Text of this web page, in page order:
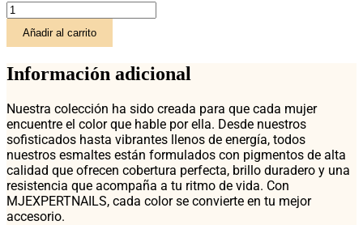
original
era:
9,50 €.
es:
6,90 €.
ESMALTE
MJEXPERTNAILS
Tono
Nº
27
Añadir al carrito
Información adicional
Nuestra colección ha sido creada para que cada mujer
encuentre el color que hable por ella. Desde nuestros
sofisticados hasta vibrantes llenos de energía, todos
nuestros esmaltes están formulados con pigmentos de alta
calidad que ofrecen cobertura perfecta, brillo duradero y una
resistencia que acompaña a tu ritmo de vida. Con
MJEXPERTNAILS, cada color se convierte en tu mejor
accesorio.